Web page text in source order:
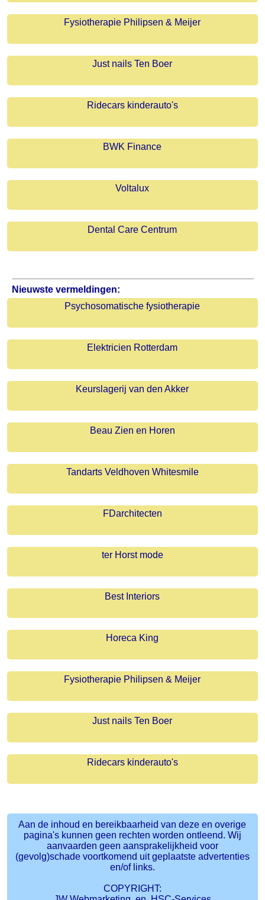
Fysiotherapie Philipsen & Meijer
Just nails Ten Boer
Ridecars kinderauto's
BWK Finance
Voltalux
Dental Care Centrum
Nieuwste vermeldingen:
Psychosomatische fysiotherapie
Elektricien Rotterdam
Keurslagerij van den Akker
Beau Zien en Horen
Tandarts Veldhoven Whitesmile
FDarchitecten
ter Horst mode
Best Interiors
Horeca King
Fysiotherapie Philipsen & Meijer
Just nails Ten Boer
Ridecars kinderauto's
Aan de inhoud en bereikbaarheid van deze en overige
pagina's kunnen geen rechten worden ontleend. Wij
aanvaarden geen aansprakelijkheid voor
(gevolg)schade voortkomend uit geplaatste advertenties
en/of links.
COPYRIGHT: